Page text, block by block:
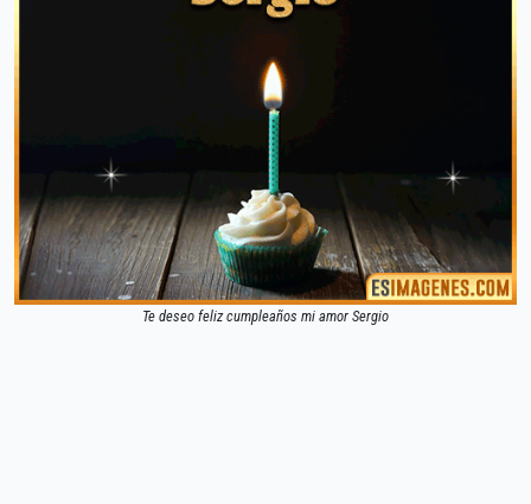
Te deseo feliz cumpleaños mi amor Sergio